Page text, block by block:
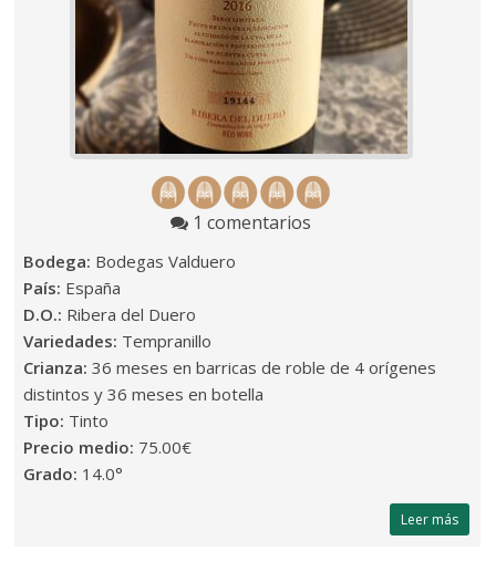
1 comentarios
Bodega: Bodegas Valduero
País: España
D.O.: Ribera del Duero
Variedades: Tempranillo
Crianza:36 meses en barricas de roble de 4 orígenes
distintos y 36 meses en botella
Tipo: Tinto
Precio medio: 75.00€
Grado: 14.0°
Leer más